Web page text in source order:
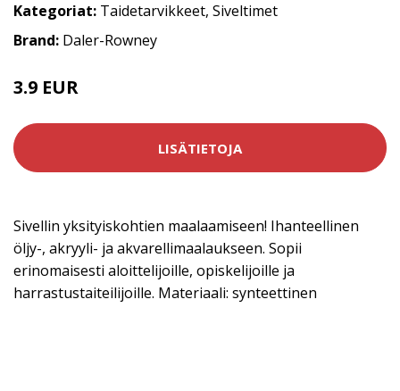
Kategoriat: Taidetarvikkeet, Siveltimet
Brand: Daler-Rowney
3.9 EUR
LISÄTIETOJA
Sivellin yksityiskohtien maalaamiseen! Ihanteellinen
öljy-, akryyli- ja akvarellimaalaukseen. Sopii
erinomaisesti aloittelijoille, opiskelijoille ja
harrastustaiteilijoille. Materiaali: synteettinen